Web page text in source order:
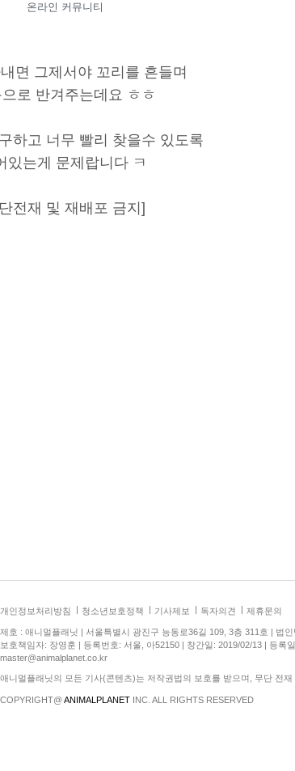
온라인 커뮤니티
면 그제서야 꼬리를 흔들며
로 반겨주는데요 ㅎㅎ
하고 너무 빨리 찾을수 있도록
있는게 문제랍니다 ㅋ
전재 및 재배포 금지]
개인정보처리방침 청소년보호정책 기사제보 독자의견 제휴문의
제호 : 애니멀플래닛 | 서울특별시 광진구 능동로36길 109, 3층 311호 | 법
보호책임자: 장영훈 | 등록번호: 서울, 아52150 | 창간일: 2019/02/13 | 등
master@animalplanet.co.kr
애니멀플래닛의 모든 기사(콘텐츠)는 저작권법의 보호를 받으며, 무단 전재
COPYRIGHT@ANIMALPLANET INC. ALL RIGHTS RESERVED